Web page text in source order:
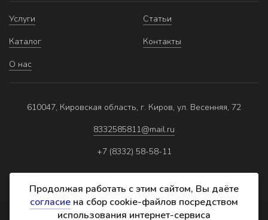
Услуги
Каталог
О нас
Статьи
Контакты
610047, Кировская область, г. Киров, ул. Весенняя, 72
8332585811@mail.ru
+7 (8332) 58-58-11
Политика обработки персональных данных
Продолжая работать с этим сайтом, Вы даёте
согласие на сбор cookie-файлов посредством
использования интернет-сервиса